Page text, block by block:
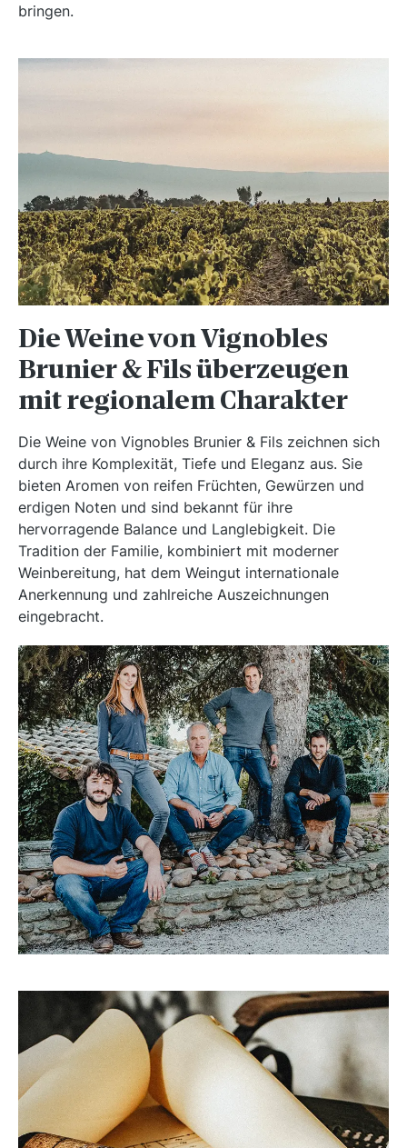
bringen.
Die Weine von Vignobles
Brunier & Fils überzeugen
mit regionalem Charakter
Die Weine von Vignobles Brunier & Fils zeichnen sich
durch ihre Komplexität, Tiefe und Eleganz aus. Sie
bieten Aromen von reifen Früchten, Gewürzen und
erdigen Noten und sind bekannt für ihre
hervorragende Balance und Langlebigkeit. Die
Tradition der Familie, kombiniert mit moderner
Weinbereitung, hat dem Weingut internationale
Anerkennung und zahlreiche Auszeichnungen
eingebracht.